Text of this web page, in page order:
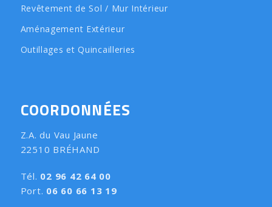
Revêtement de Sol / Mur Intérieur
Aménagement Extérieur
Outillages et Quincailleries
COORDONNÉES
Z.A. du Vau Jaune
22510 BRÉHAND
Tél. 02 96 42 64 00
Port. 06 60 66 13 19